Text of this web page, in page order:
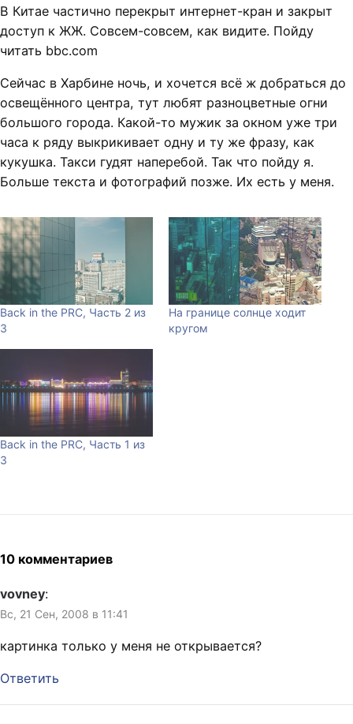
В Китае частично перекрыт интернет-кран и закрыт
доступ к ЖЖ. Совсем-совсем, как видите. Пойду
читать bbc.com
Сейчас в Харбине ночь, и хочется всё ж добраться до
освещённого центра, тут любят разноцветные огни
большого города. Какой-то мужик за окном уже три
часа к ряду выкрикивает одну и ту же фразу, как
кукушка. Такси гудят наперебой. Так что пойду я.
Больше текста и фотографий позже. Их есть у меня.
Back in the PRC, Часть 2 из
3
На границе солнце ходит
кругом
Back in the PRC, Часть 1 из
3
10 комментариев
vovney:
Вс, 21 Сен, 2008 в 11:41
картинка только у меня не открывается?
Ответить